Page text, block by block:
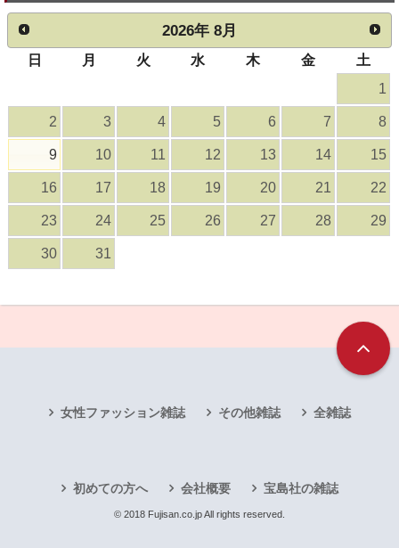
2026年 8月
日 月 火 水 木 金
土
1
2 3 4 5 6 7 8
9 10 11 12 13 14 15
16 17 18 19 20 21 22
23 24 25 26 27 28 29
30 31
女性ファッション雑誌 その他雑誌 全雑誌
初めての方へ 会社概要 宝島社の雑誌
© 2018 Fujisan.co.jp All rights reserved.